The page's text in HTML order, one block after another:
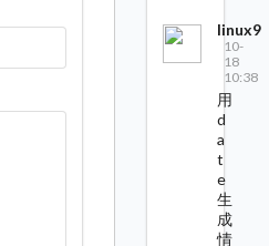
linux9
10-
18
10:38
用
d
a
t
e
生
成
情